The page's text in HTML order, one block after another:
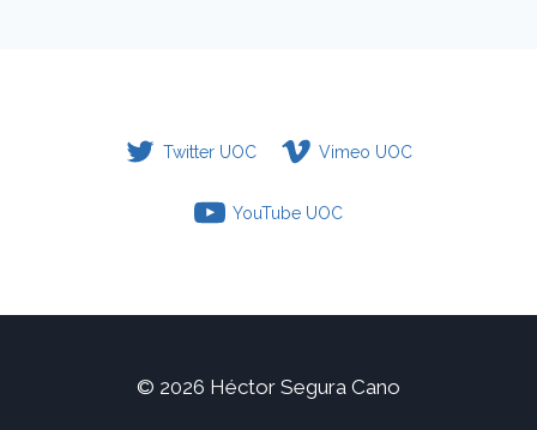
Twitter UOC Vimeo UOC
YouTube UOC
© 2026 Héctor Segura Cano